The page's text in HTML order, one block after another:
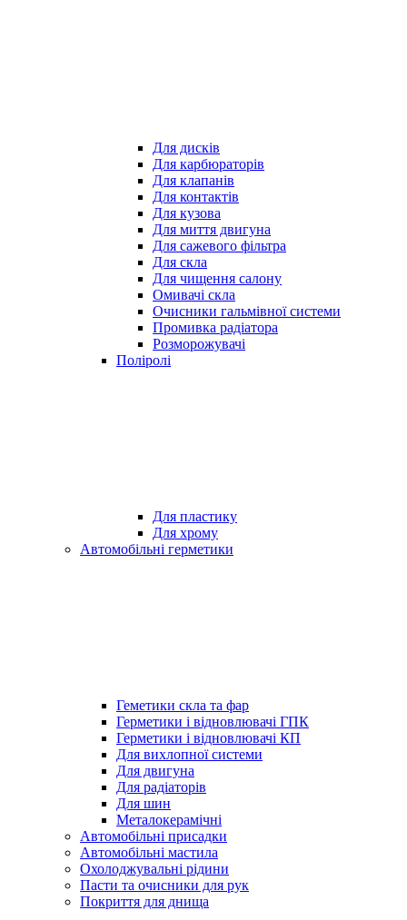
Для дисків
Для карбюраторів
Для клапанів
Для контактів
Для кузова
Для миття двигуна
Для сажевого фільтра
Для скла
Для чищення салону
Омивачі скла
Очисники гальмівної системи
Промивка радіатора
Розморожувачі
Поліролі
Для пластику
Для хрому
Автомобільні герметики
Геметики скла та фар
Герметики і відновлювачі ГПК
Герметики і відновлювачі КП
Для вихлопної системи
Для двигуна
Для радіаторів
Для шин
Металокерамічні
Автомобільні присадки
Автомобільні мастила
Охолоджувальні рідини
Пасти та очисники для рук
Покриття для днища